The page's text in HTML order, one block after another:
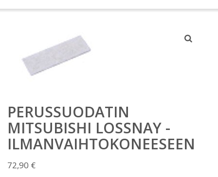
PERUSSUODATIN
MITSUBISHI LOSSNAY -
ILMANVAIHTOKONEESEEN
72,90 €